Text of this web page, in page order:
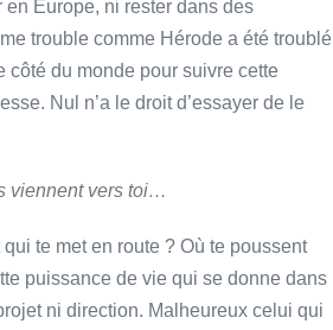
Europe, ni rester dans des
trouble comme Hérode a été troublé
côté du monde pour suivre cette
Nul n’a le droit d’essayer de le
viennent vers toi…
te met en route ? Où te poussent
puissance de vie qui se donne dans
ni direction. Malheureux celui qui